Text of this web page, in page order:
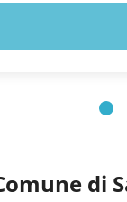
di